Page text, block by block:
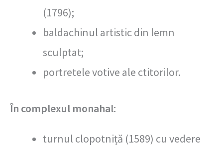
(1796);
baldachinul artistic din lemn
sculptat;
portretele votive ale ctitorilor.
În complexul monahal:
turnul clopotniță (1589) cu vedere